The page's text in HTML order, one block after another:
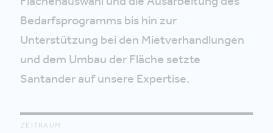
Bedarfsprogramms bis hin zur
Unterstützung bei den Mietverhandlungen
und dem Umbau der Fläche setzte
Santander auf unsere Expertise.
ZEITRAUM